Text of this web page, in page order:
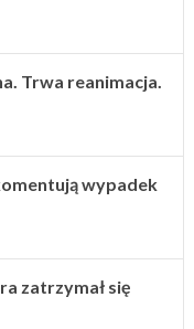
Trwa reanimacja.
wypadek
zatrzymał się